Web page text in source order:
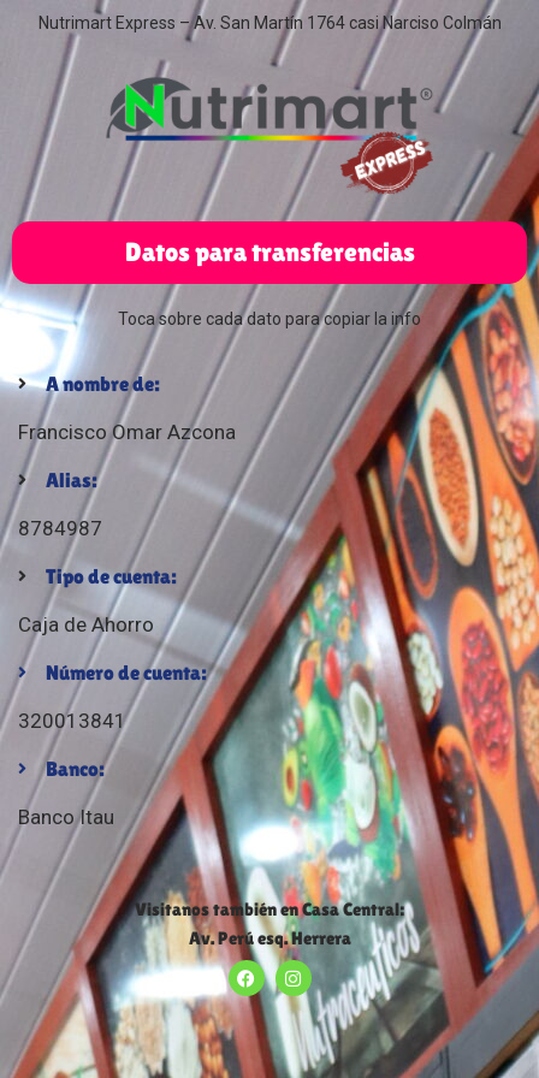
Nutrimart Express – Av. San Martín 1764 casi Narciso Colmán
Datos para transferencias
Toca sobre cada dato para copiar la info
A nombre de:
Francisco Omar Azcona
Alias:
8784987
Tipo de cuenta:
Caja de Ahorro
Número de cuenta:
320013841
Banco:
Banco Itau
Visitanos también en Casa Central:
Av. Perú esq. Herrera